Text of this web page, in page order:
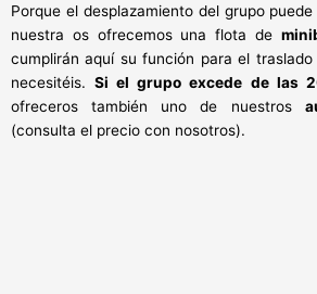
Porque el desplazamiento del grupo
nuestra os ofrecemos una flota de
cumplirán aquí su función para el
necesitéis.Si el grupo excede de las
ofreceros también uno de nuestros
(consulta el precio con nosotros).